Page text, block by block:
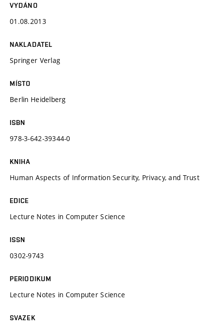
VYDÁNO
01.08.2013
NAKLADATEL
Springer Verlag
MÍSTO
Berlin Heidelberg
ISBN
978-3-642-39344-0
KNIHA
Human Aspects of Information Security, Privacy, and Trust
EDICE
Lecture Notes in Computer Science
ISSN
0302-9743
PERIODIKUM
Lecture Notes in Computer Science
SVAZEK